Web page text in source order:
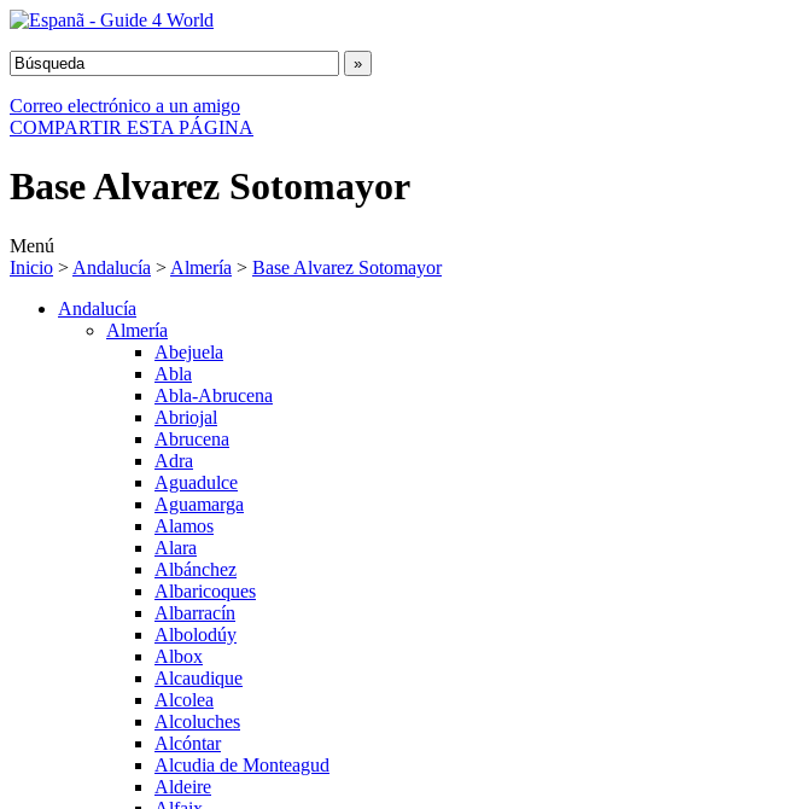
Correo electrónico a un amigo
COMPARTIR ESTA PÁGINA
Base Alvarez Sotomayor
Menú
Inicio > Andalucía > Almería > Base Alvarez Sotomayor
Andalucía
Almería
Abejuela
Abla
Abla-Abrucena
Abriojal
Abrucena
Adra
Aguadulce
Aguamarga
Alamos
Alara
Albánchez
Albaricoques
Albarracín
Albolodúy
Albox
Alcaudique
Alcolea
Alcoluches
Alcóntar
Alcudia de Monteagud
Aldeire